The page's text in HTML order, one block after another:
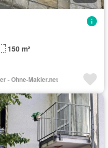
150 m²
- Ohne-Makler.net